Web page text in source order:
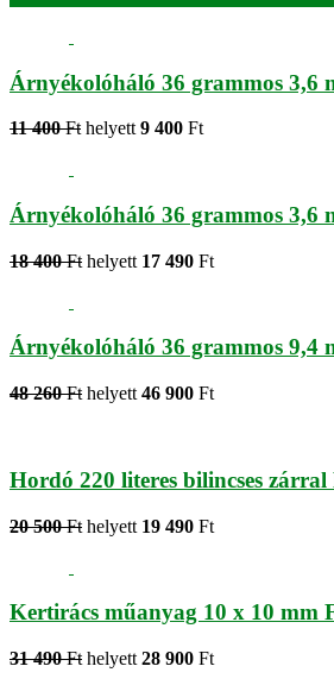
Árnyékolóháló 36 grammos 3,6
11 400 Ft helyett 9 400 Ft
Árnyékolóháló 36 grammos 3,6
18 400 Ft helyett 17 490 Ft
Árnyékolóháló 36 grammos 9,4
48 260 Ft helyett 46 900 Ft
Hordó 220 literes bilincses
20 500 Ft helyett 19 490 Ft
Kertirács műanyag 10 x 10 mm
31 490 Ft helyett 28 900 Ft